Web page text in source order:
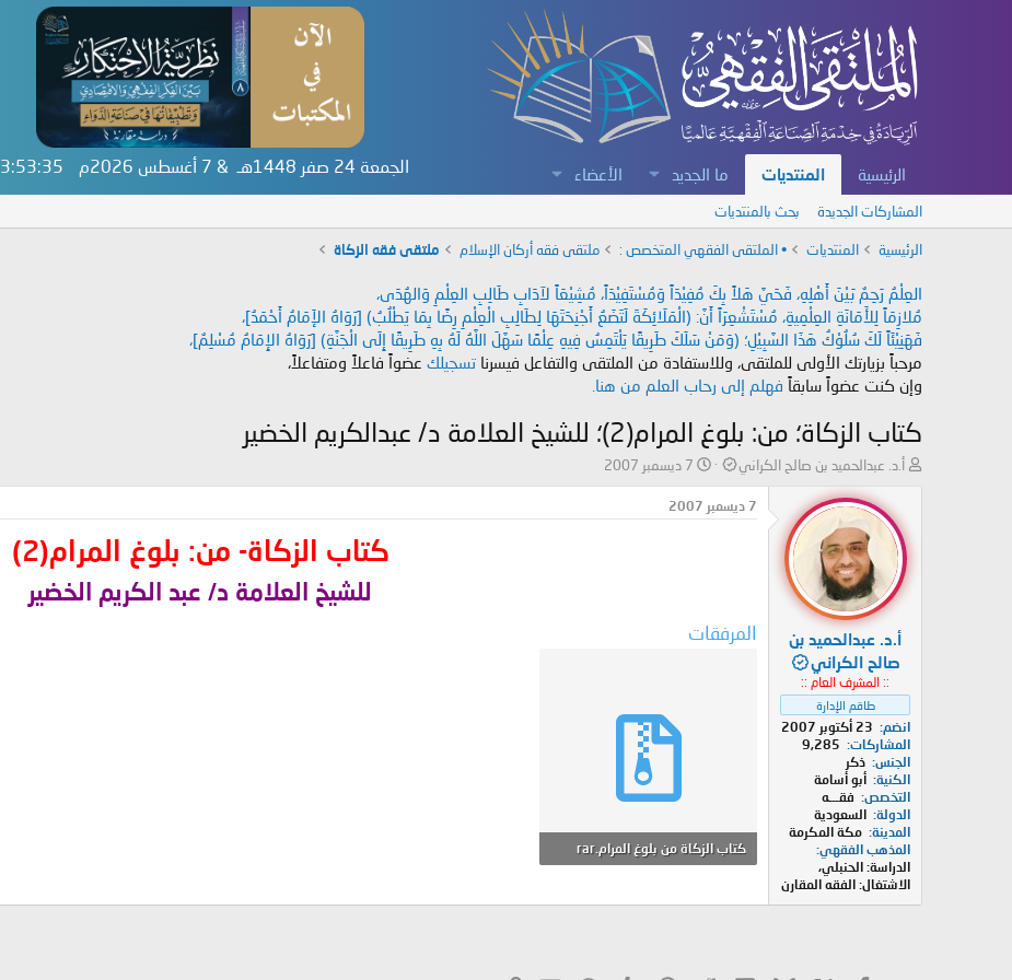
الرئيسية المنتديات ما الجديد الأعضاء الجمعة 24 صفر 1448هـ & 7 أغسطس 2026م 3:53:35 م
المشاركات الجديدة بحث بالمنتديات
الرئيسية المنتديات • الملتقى الفقهي المتخصص : ملتقى فقه أركان الإسلام ملتقى فقه الزكاة
العِلْمُ رَحِمٌ بَيْنَ أَهْلِهِ، فَحَيَّ هَلاً بِكَ مُفِيْدَاً وَمُسْتَفِيْدَاً، مُشِيْعَاً لآدَابِ طَالِبِ العِلْمِ وَالهُدَى،
مُلازِمَاً لِلأَمَانَةِ العِلْمِيةِ، مُسْتَشْعِرَاً أَنَّ: (الْمَلَائِكَةَ لَتَضَعُ أَجْنِحَتَهَا لِطَالِبِ الْعِلْمِ رِضًا بِمَا يَطْلُبُ) [رَوَاهُ الإَمَامُ أَحْمَدُ]،
فَهَنِيْئَاً لَكَ سُلُوْكُ هَذَا السَّبِيْلِ؛ (وَمَنْ سَلَكَ طَرِيقًا يَلْتَمِسُ فِيهِ عِلْمًا سَهَّلَ اللَّهُ لَهُ بِهِ طَرِيقًا إِلَى الْجَنَّةِ) [رَوَاهُ الإِمَامُ مُسْلِمٌ]،
مرحباً بزيارتك الأولى للملتقى، وللاستفادة من الملتقى والتفاعل فيسرنا تسجيلك عضواً فاعلاً ومتفاعلاً،
وإن كنت عضواً سابقاً فهلم إلى رحاب العلم من هنا.
كتاب الزكاة؛ من: بلوغ المرام(2)؛ للشيخ العلامة د/ عبدالكريم الخضير
ب
ئ
ا
ل
م
و
و
ع
أ.د. عبدالحميد بن صالح الكراني
ت
ا
ر
ي
ء
7 ديسمبر 2007
أ.د. عبدالحميد بن
صالح الكراني
:: المشرف العام ::
طاقم الإدارة
انضم
23 أكتوبر 2007
المشاركات
9,285
الجنس ذكر
الكنية أبو أسامة
التخصص
فقـــه
الدولة السعودية
المدينة مكة المكرمة
المذهب الفقهي
الدراسة: الحنبلي،
الاشتغال: الفقه المقارن
7 ديسمبر 2007
كتاب الزكاة- من: بلوغ المرام(2)
للشيخ العلامة د/ عبد الكريم الخضير
المرفقات
كتاب الزكاة من بلوغ المرام.rar